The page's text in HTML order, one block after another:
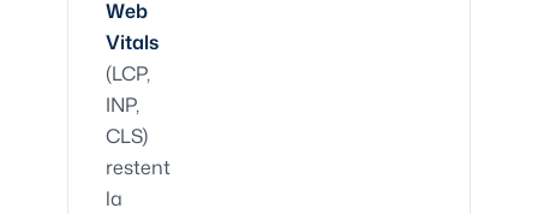
Web
Vitals
(LCP,
INP,
CLS)
restent
la